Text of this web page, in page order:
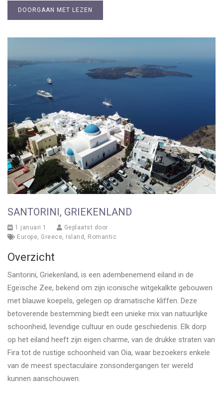
DOORGAAN MET LEZEN
SANTORINI, GRIEKENLAND
1 januari 1
Geplaatst door
Europe Greece Island Romantic
Overzicht
Santorini, Griekenland, is een adembenemend eiland in de
Egeïsche Zee, bekend om zijn iconische witgekalkte gebouwen
met blauwe koepels, gelegen op dramatische kliffen. Deze
betoverende bestemming biedt een unieke mix van natuurlijke
schoonheid, levendige cultuur en oude geschiedenis. Elk dorp
op het eiland heeft zijn eigen charme, van de drukke straten van
Fira tot de rustige schoonheid van Oia, waar bezoekers enkele
van de meest spectaculaire zonsondergangen ter wereld
kunnen aanschouwen.